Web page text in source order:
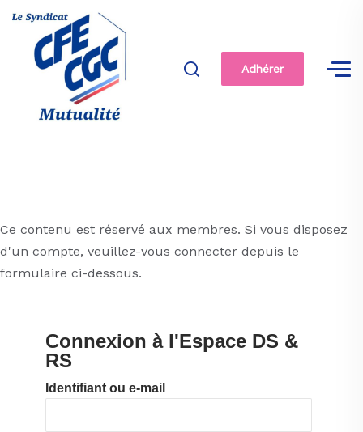
Adhérer
Ce contenu est réservé aux membres. Si vous disposez
d'un compte, veuillez-vous connecter depuis le
formulaire ci-dessous.
Connexion à l'Espace DS &
RS
Identifiant ou e-mail